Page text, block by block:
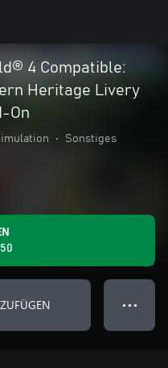
4 Compatible:
Heritage Livery
On
• Sonstiges
● ● ●